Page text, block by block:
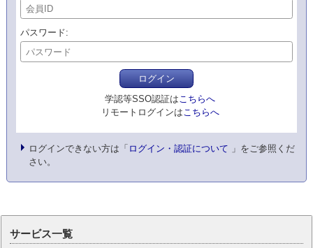
パスワード
ログイン
学認等SSO認証はこちらへ
リモートログインはこちらへ
ログインできない方は「 ログイン・認証について 」をご参照くだ
さい。
サービス一覧